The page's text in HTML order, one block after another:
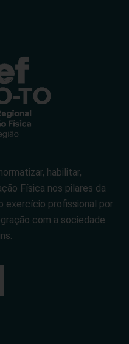
habilitar,
Física nos pilares da
exercício profissional por
com a sociedade